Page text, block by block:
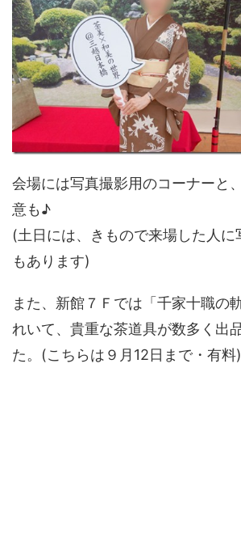
会場には写真撮影用のコーナーと
意も♪
(土日には、きもので来場した人に
もあります)
また、新館７Ｆでは「千家十職の
れいて、貴重な茶道具が数多く出
た。(こちらは９月12日まで・有料)